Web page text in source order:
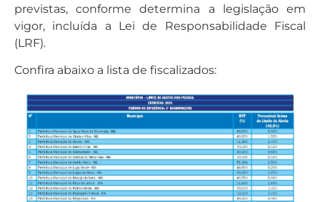
previstas, conforme determina a legislação em
vigor, incluída a Lei de Responsabilidade Fiscal
(LRF).
Confira abaixo a lista de fiscalizados: